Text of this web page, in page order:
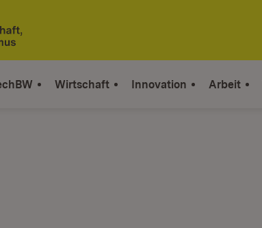
Wirtschaft Innovation Arbeit